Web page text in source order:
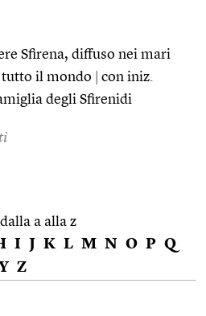
Sfirena, diffuso nei mari
il mondo
con iniz.
degli Sfirenidi
a alla z
I J K L M N O P Q
Y Z